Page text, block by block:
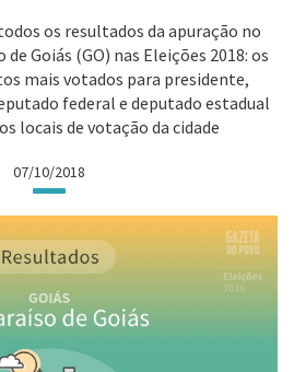
os resultados da apuração no
Goiás (GO) nas Eleições 2018: os
mais votados para presidente,
federal e deputado estadual
locais de votação da cidade
07/10/2018